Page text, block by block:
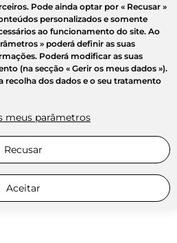
Pode ainda optar por « Recusar »
personalizados e somente
ao funcionamento do site. Ao
» poderá definir as suas
Poderá modificar as suas
(na secção « Gerir os meus dados »).
recolha dos dados e o seu tratamento
meus parâmetros
Recusar
Aceitar